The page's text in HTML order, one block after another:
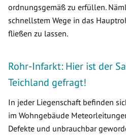
ordnungsgemäß zu erfüllen.
schnellstem Wege in das
fließen zu lassen.
Rohr-Infarkt: Hier ist der
Teichland gefragt!
In jeder Liegenschaft befinden
im Wohngebäude
Defekte und unbrauchbar